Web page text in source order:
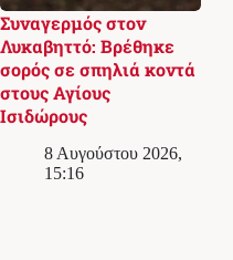
Συναγερμός στον
Λυκαβηττό: Βρέθηκε
σορός σε σπηλιά κοντά
στους Αγίους
Ισιδώρους
8 Αυγούστου 2026,
15:16